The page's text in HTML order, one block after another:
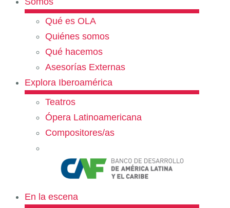
Qué es OLA
Quiénes somos
Qué hacemos
Asesorías Externas
Explora Iberoamérica
Teatros
Ópera Latinoamericana
Compositores/as
En la escena